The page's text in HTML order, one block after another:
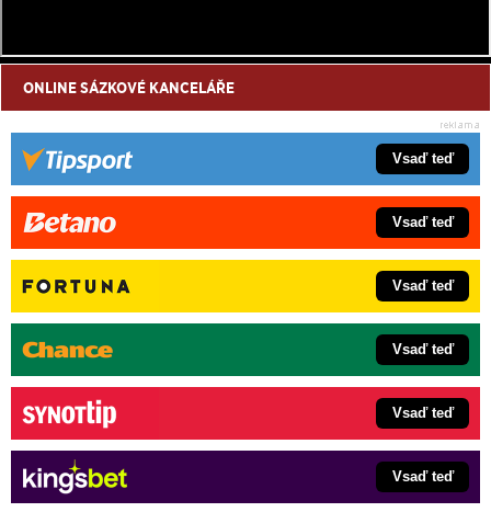
ONLINE SÁZKOVÉ KANCELÁŘE
Vsaď teď
Vsaď teď
Vsaď teď
Vsaď teď
Vsaď teď
Vsaď teď